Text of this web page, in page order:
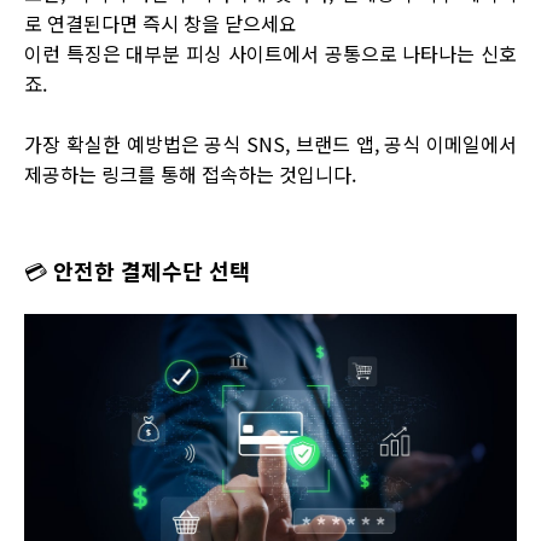
로 연결된다면 즉시 창을 닫으세요
이런 특징은 대부분 피싱 사이트에서 공통으로 나타나는 신호
죠.
가장 확실한 예방법은 공식 SNS, 브랜드 앱, 공식 이메일에서
제공하는 링크를 통해 접속하는 것입니다.
💳안전한 결제수단 선택